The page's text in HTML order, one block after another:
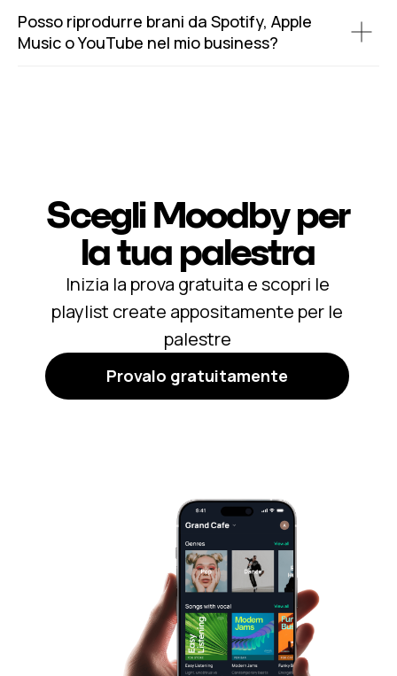
Posso riprodurre brani da Spotify, Apple
Music o YouTube nel mio business?
Scegli Moodby per
la tua palestra
Inizia la prova gratuita e scopri le
playlist create appositamente per le
palestre
Provalo gratuitamente